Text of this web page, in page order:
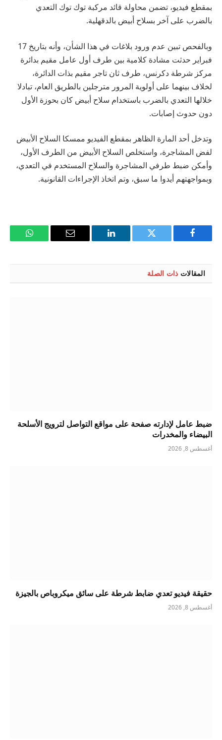
بمقطع فيديو، تضمن محاولة قائد مركبة توك توك التعدي
بالضرب على آخر بسلاح أبيض بالدقهلية.
وبالفحص تبين عدم ورود بلاغات في هذا الشأن، وأنه بتاريخ 17
فبراير حدثت مشادة كلامية بين طرف أول عامل مقيم بدائرة
مركز شرطة دكرنس، طرف ثان تاجر مقيم بذات الدائرة،
لخلاف بينهما على أولوية المرور مترجلين بالطريق العام، تبادلا
خلالها التعدي بالضرب باستخدام سلاح أبيض كان بحوزة الأول
دون حدوث إصابات.
وتدخل أحد المارة الظاهر بمقطع الفيديو ممسكا السلاح الأبيض
لفض المشاجرة، واستخلص السلاح الأبيض من الطرف الأول،
وأمكن ضبط طرفي المشاجرة والسلاح المستخدم في التعدي،
وبمواجهتهم أيدوا ما سبق، وتم اتخاذ الإجراءات القانونية.
فيسبوك تويتر لينكدإن
البريد
واتساب
المقالات ذات الصلة
ضبط عامل لإدارته صفحة على مواقع التواصل لترويج الأسلحة
البيضاء والمخدرات
أغسطس 8, 2026
حقيقة فيديو تعدي ضابط شرطة على سائق ميكروباص بالجيزة
أغسطس 8, 2026